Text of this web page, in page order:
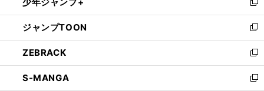
で
開
く
ド
ウ
で
開
く
ィ
ン
ド
ウ
で
開
く
い
ウ
ィ
ン
ド
ウ
で
新
し
い
ウ
ィ
ン
ド
ジャンプTOON
新
し
い
ウ
ィ
ZEBRACK
新
し
い
S-MANGA
新